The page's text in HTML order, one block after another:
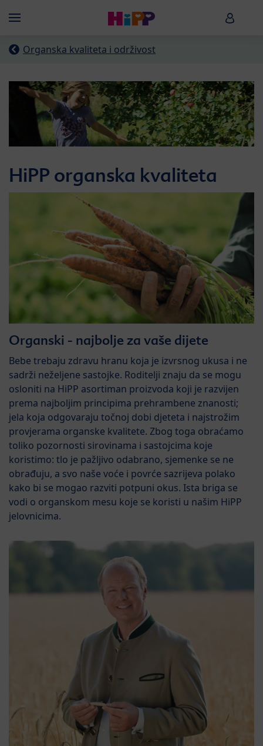
Menü HiPP
Organska kvaliteta i održivost
HiPP organska kvaliteta
Organski - najbolje za vaše dijete
Bebe trebaju zdravu hranu koja je izvrsnog ukusa i ne
sadrži neželjene sastojke. Roditelji znaju da se mogu
osloniti na HiPP asortiman proizvoda koji je razvijen
prema najboljim principima prehrambene znanosti;
jela koja odgovaraju točnoj dobi djeteta i najstrožim
provjerama organske kvalitete. Zbog toga obraćamo
toliko pozornosti sirovinama i sastojcima koje
koristimo: tlo je pažljivo odabrano, sjemenke se ne
obrađuju, a svo naše voće i povrće sazrijeva polako
kako bi se mogao razviti potpuni okus. Ista briga se
vodi o organskom mesu koje se koristi u našim HiPP
jelovnicima.